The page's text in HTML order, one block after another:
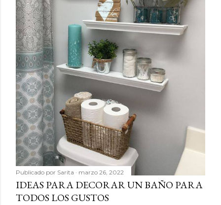
Publicado por Sarita marzo 26, 2022
IDEAS PARA DECORAR UN BAÑO PARA
TODOS LOS GUSTOS